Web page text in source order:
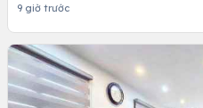
9 giờ trước